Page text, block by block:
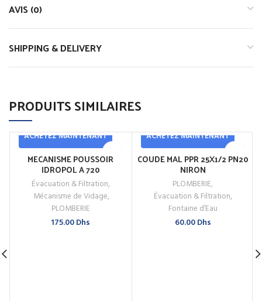
AVIS (0)
SHIPPING & DELIVERY
PRODUITS SIMILAIRES
ACHETEZ MAINTENANT
MECANISME POUSSOIR
IDROPOL A 720
Évacuation & Filtration,
Mécanisme de Vidage,
PLOMBERIE
175.00Dhs
ACHETEZ MAINTENANT
COUDE MAL PPR 25X1/2 PN20
NIRON
PLOMBERIE,
Évacuation & Filtration,
Fontaine d’Eau
60.00Dhs